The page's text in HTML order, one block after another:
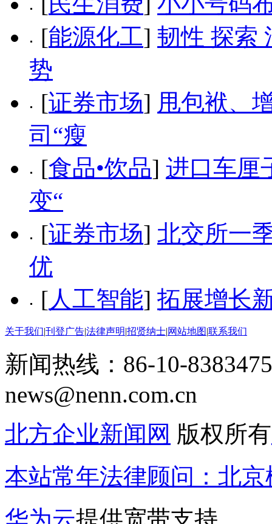
[能源化工] 韧性 探索
势
[证券市场] 甩包袱、
司“瘦
[食品•饮品] 进口车厘
变“
[证券市场] 北交所一
优
[人工智能] 拓展增长
关于我们|刊登广告|法律声明|招贤纳士|网站地图|联系我们
新闻热线：86-10-
news@nenn.com.cn
北方企业新闻网 版权所有
本站常年法律顾问：北